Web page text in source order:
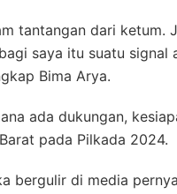
tantangan dari
saya itu suatu
Bima Arya.
ada dukungan,
pada Pilkada 2024.
bergulir di media